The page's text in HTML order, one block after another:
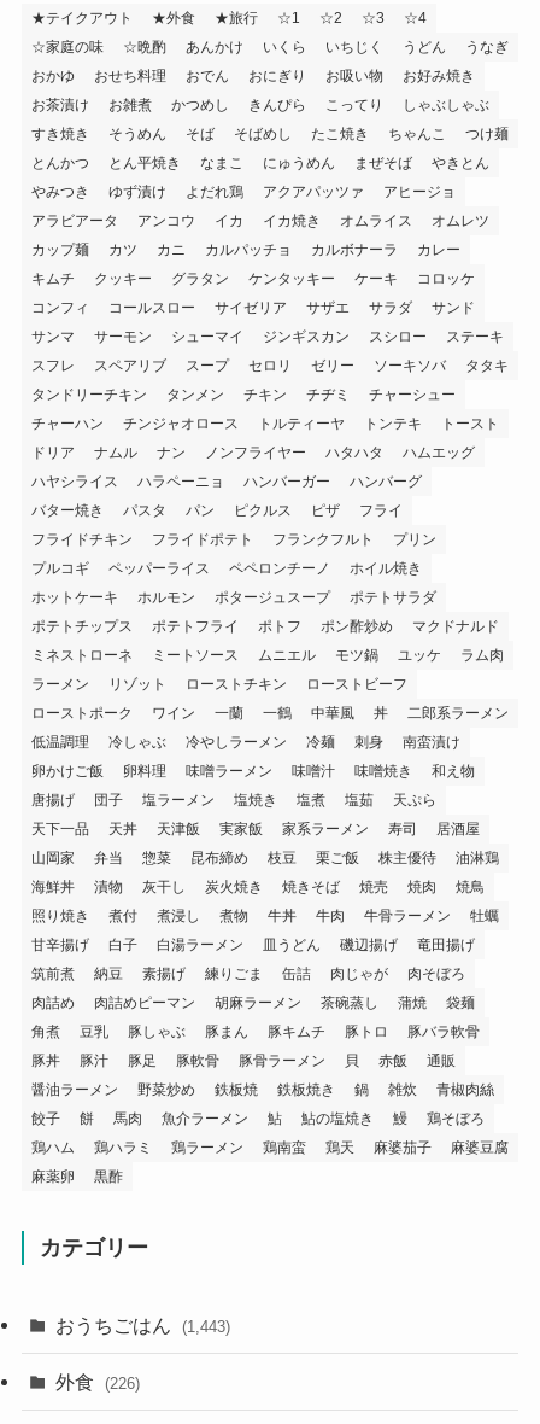
★テイクアウト ★外食 ★旅行 ☆1 ☆2 ☆3
☆4
☆家庭の味
☆晩酌 あんかけ いくら いちじく うどん
うなぎ
おかゆ
おせち料理 おでん おにぎり お吸い物
お好み焼き
お茶漬け
お雑煮 かつめし きんぴら こってり
しゃぶしゃぶ
すき焼き
そうめん そば そばめし たこ焼き ちゃんこ
つけ麺
とんかつ
とん平焼き なまこ にゅうめん まぜそば
やきとん
やみつき
ゆず漬け よだれ鶏 アクアパッツァ
アヒージョ
アラビアータ
アンコウ イカ イカ焼き オムライス
オムレツ
カップ麺
カツ カニ カルパッチョ カルボナーラ
カレー
キムチ
クッキー グラタン ケンタッキー ケーキ
コロッケ
コンフィ
コールスロー サイゼリア サザエ サラダ
サンド
サンマ
サーモン シューマイ ジンギスカン スシロー
ステーキ
スフレ
スペアリブ スープ セロリ ゼリー ソーキソバ
タタキ
タンドリーチキン
タンメン チキン チヂミ
チャーシュー
チャーハン
チンジャオロース トルティーヤ トンテキ
トースト
ドリア
ナムル ナン ノンフライヤー ハタハタ
ハムエッグ
ハヤシライス
ハラペーニョ ハンバーガー
ハンバーグ
バター焼き
パスタ パン ピクルス ピザ
フライ
フライドチキン
フライドポテト フランクフルト
プリン
プルコギ
ペッパーライス ペペロンチーノ
ホイル焼き
ホットケーキ
ホルモン ポタージュスープ
ポテトサラダ
ポテトチップス
ポテトフライ ポトフ ポン酢炒め
マクドナルド
ミネストローネ
ミートソース ムニエル モツ鍋 ユッケ
ラム肉
ラーメン
リゾット ローストチキン
ローストビーフ
ローストポーク
ワイン 一蘭 一鶴 中華風 丼
二郎系ラーメン
低温調理
冷しゃぶ 冷やしラーメン 冷麺 刺身
南蛮漬け
卵かけご飯
卵料理 味噌ラーメン 味噌汁 味噌焼き
和え物
唐揚げ
団子 塩ラーメン 塩焼き 塩煮 塩茹
天ぷら
天下一品
天丼 天津飯 実家飯 家系ラーメン 寿司
居酒屋
山岡家
弁当 惣菜 昆布締め 枝豆 栗ご飯 株主優待
油淋鶏
海鮮丼
漬物 灰干し 炭火焼き 焼きそば 焼売 焼肉
焼鳥
照り焼き
煮付 煮浸し 煮物 牛丼 牛肉 牛骨ラーメン
牡蠣
甘辛揚げ
白子 白湯ラーメン 皿うどん 磯辺揚げ
竜田揚げ
筑前煮
納豆 素揚げ 練りごま 缶詰 肉じゃが
肉そぼろ
肉詰め
肉詰めピーマン 胡麻ラーメン 茶碗蒸し 蒲焼
袋麺
角煮
豆乳 豚しゃぶ 豚まん 豚キムチ 豚トロ
豚バラ軟骨
豚丼
豚汁 豚足 豚軟骨 豚骨ラーメン 貝 赤飯
通販
醤油ラーメン
野菜炒め 鉄板焼 鉄板焼き 鍋 雑炊
青椒肉絲
餃子
餅 馬肉 魚介ラーメン 鮎 鮎の塩焼き 鰻
鶏そぼろ
鶏ハム
鶏ハラミ 鶏ラーメン 鶏南蛮 鶏天 麻婆茄子
麻婆豆腐
麻薬卵
黒酢
カテゴリー
おうちごはん (1,443)
外食 (226)